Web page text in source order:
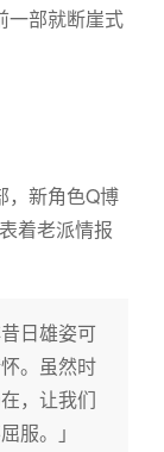
一部就断崖式
，新角色Q博
着老派情报
日雄姿可
。虽然时
，让我们
服。」